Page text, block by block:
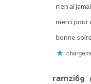
n’en ai
merci pour
bonne
ramzi69